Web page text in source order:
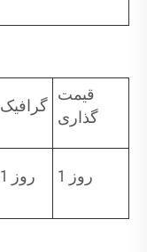
گرافیک قیمت
گذاری
1 روز 1 روز